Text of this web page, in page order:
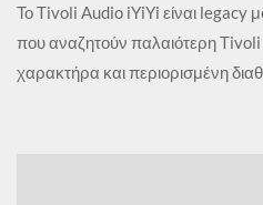
Το Tivoli Audio iYiYi είναι legacy
που αναζητούν παλαιότερη Tivoli
χαρακτήρα και περιορισμένη